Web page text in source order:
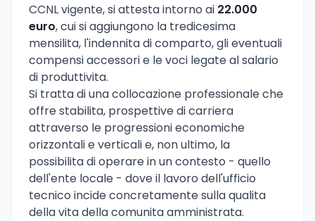
CCNL vigente, si attesta intorno ai 22.000
euro, cui si aggiungono la tredicesima
mensilita, l'indennita di comparto, gli eventuali
compensi accessori e le voci legate al salario
di produttivita.
Si tratta di una collocazione professionale che
offre stabilita, prospettive di carriera
attraverso le progressioni economiche
orizzontali e verticali e, non ultimo, la
possibilita di operare in un contesto - quello
dell'ente locale - dove il lavoro dell'ufficio
tecnico incide concretamente sulla qualita
della vita della comunita amministrata.